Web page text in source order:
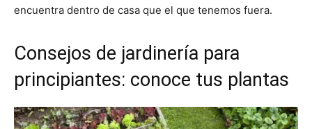
encuentra dentro de casa que el que tenemos fuera.
Consejos de jardinería para
principiantes: conoce tus plantas